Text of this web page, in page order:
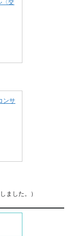
〈交
ンサ
ました。）